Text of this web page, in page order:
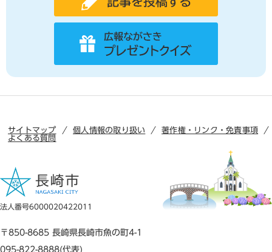
サイトマップ 個人情報の取り扱い
著作権・リンク・免責事項
よくある質問
法人番号6000020422011
〒850-8685 長崎県長崎市魚の町4-1
095-822-8888(代表)